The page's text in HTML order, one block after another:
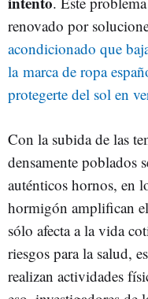
renovado por
acondicionado que
la marca de ropa
protegerte del sol en
Con la subida de las
densamente poblados
auténticos hornos, en
hormigón amplifican
sólo afecta a la vida
riesgos para la salud,
realizan actividades